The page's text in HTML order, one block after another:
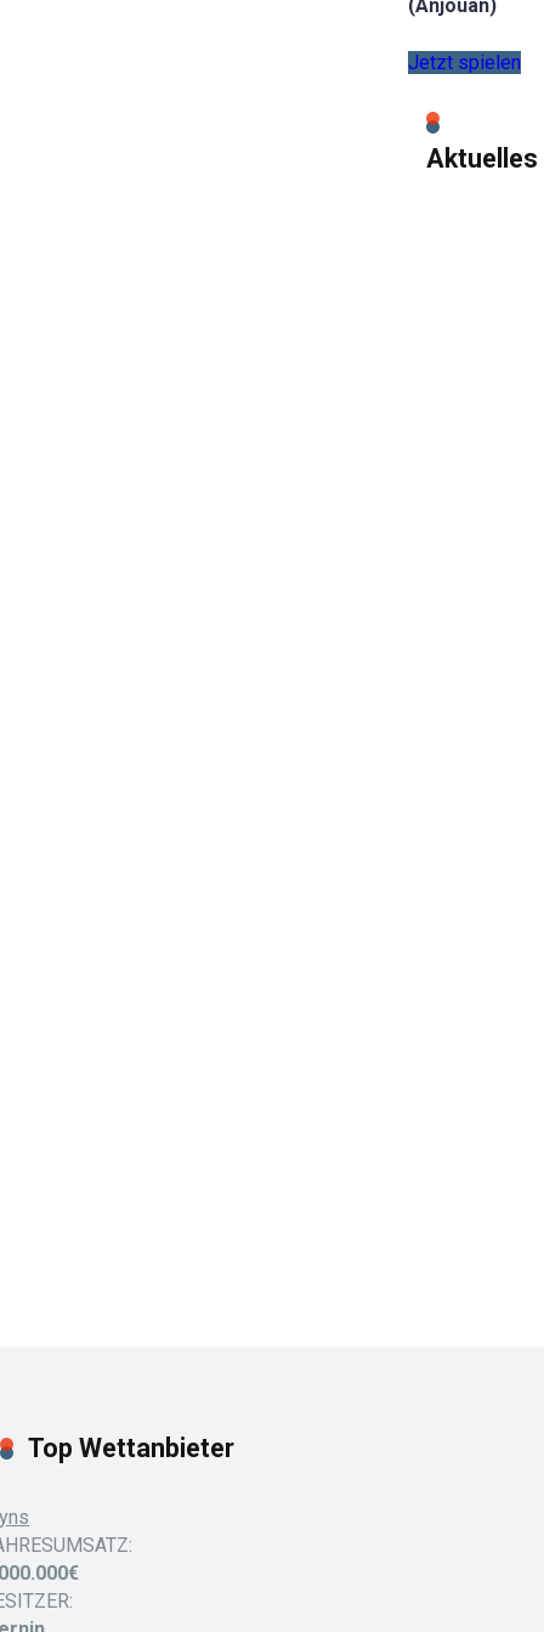
(Anjouan)
Jetzt spielen
Aktuelles
Top Wettanbieter